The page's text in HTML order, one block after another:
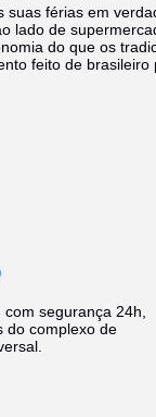
suas férias em
lado de
do que os
feito de brasileiro
segurança 24h,
do complexo de